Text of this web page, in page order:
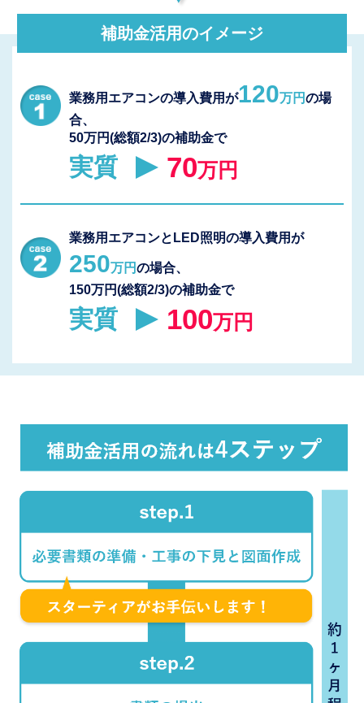
補助金活用のイメージ
業務用エアコンの導入費用が120万円の場
合、
50万円(総額2/3)の補助金で
実質 70万円
業務用エアコンとLED照明の導入費用が
250万円の場合、
150万円(総額2/3)の補助金で
実質 100万円